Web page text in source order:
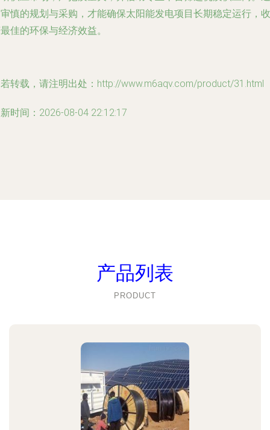
慎的规划与采购，才能确保太阳能发电项目长期稳定运行，收
佳的环保与经济效益。
转载，请注明出处：http://www.m6aqv.com/product/31.html
时间：2026-08-04 22:12:17
产品列表
PRODUCT